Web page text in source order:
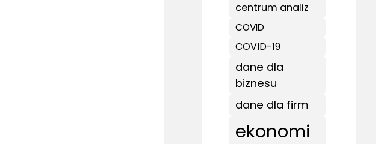
centrum analiz
COVID
COVID-19
dane dla
biznesu
dane dla firm
ekonomi